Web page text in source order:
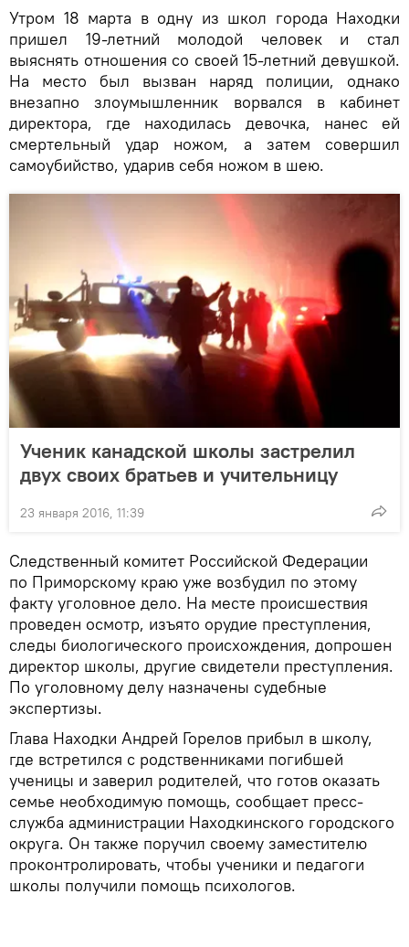
Утром 18 марта в одну из школ города Находки
пришел 19-летний молодой человек и стал
выяснять отношения со своей 15-летний девушкой.
На место был вызван наряд полиции, однако
внезапно злоумышленник ворвался в кабинет
директора, где находилась девочка, нанес ей
смертельный удар ножом, а затем совершил
самоубийство, ударив себя ножом в шею.
Ученик канадской школы застрелил
двух своих братьев и учительницу
23 января 2016, 11:39
Следственный комитет Российской Федерации
по Приморскому краю уже возбудил по этому
факту уголовное дело. На месте происшествия
проведен осмотр, изъято орудие преступления,
следы биологического происхождения, допрошен
директор школы, другие свидетели преступления.
По уголовному делу назначены судебные
экспертизы.
Глава Находки Андрей Горелов прибыл в школу,
где встретился с родственниками погибшей
ученицы и заверил родителей, что готов оказать
семье необходимую помощь, сообщает пресс-
служба администрации Находкинского городского
округа. Он также поручил своему заместителю
проконтролировать, чтобы ученики и педагоги
школы получили помощь психологов.